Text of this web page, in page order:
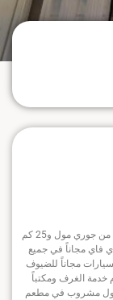
يقع “فندق ياز في الشهداء الشمالية، وضمن مسافة 1.3 كم من جوري مول و25 كم
فاي مجاناً في جميع
مجاناً للضيوف
كما يوفر هذا الفندق المصنف 4 نجوم خدمة الغرف ومكتباً
مشروب في مطعم